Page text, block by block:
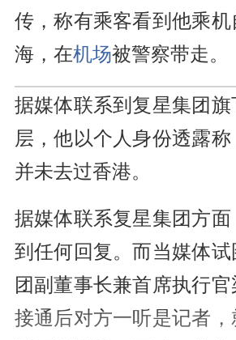
传，称有乘客看到他乘
海，在机场被警察带走。
据媒体联系到复星集团
层，他以个人身份透露
并未去过香港。
据媒体联系复星集团方
到任何回复。而当媒体
团副董事长兼首席执行
接通后对方一听是记者